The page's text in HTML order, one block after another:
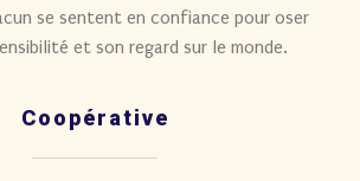
se sentent en confiance pour oser
et son regard sur le monde.
Coopérative